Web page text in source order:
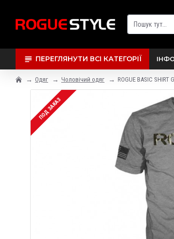
ПЕРЕГЛЯНУТИ ВСІ КАТЕГОРІЇ
Одяг Чоловічий одяг ROGUE BASIC SHIRT
ПОД ЗАКАЗ